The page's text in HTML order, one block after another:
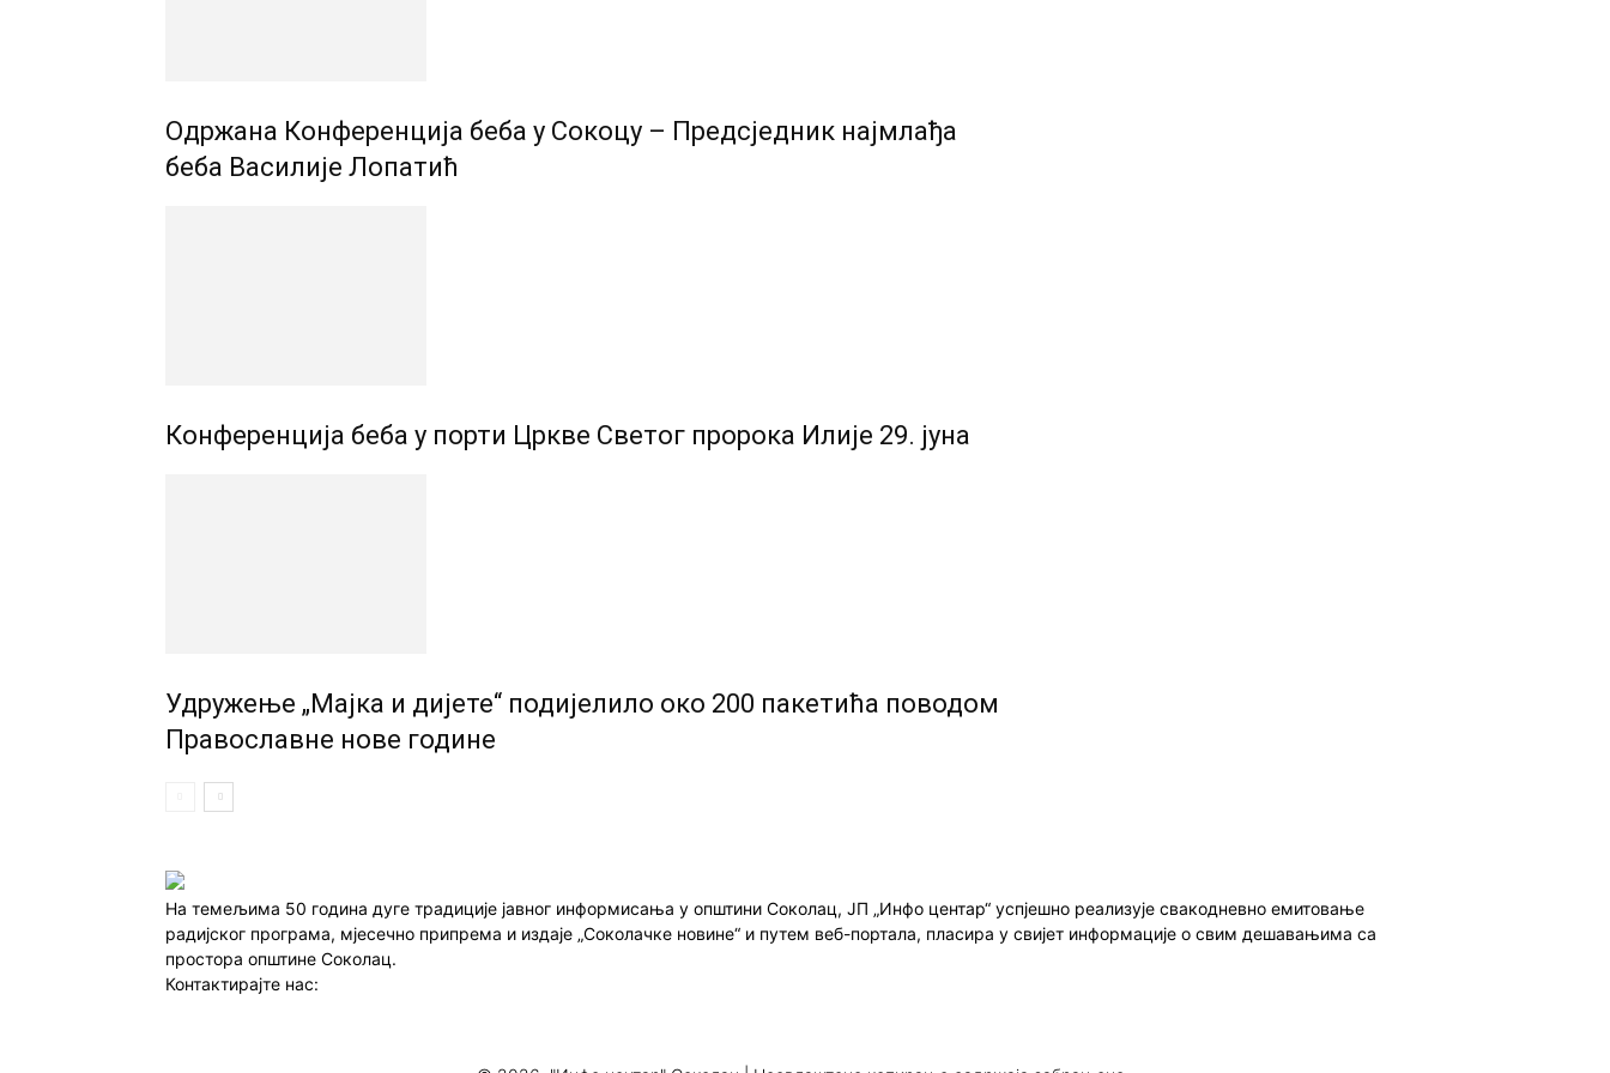
Одржана Конференција беба у Сокоцу – Предсједник најмлађа
беба Василије Лопатић
Конференција беба у порти Цркве Светог пророка Илије 29. јуна
Удружење „Мајка и дијете“ подијелило око 200 пакетића поводом
Православне нове године
На темељима 50 година дуге традиције јавног информисања у општини Соколац, ЈП „Инфо центар“ успјешно реализује свакодневно емитовање
радијског програма, мјесечно припрема и издаје „Соколачке новине“ и путем веб-портала, пласира у свијет информације о свим дешавањима са
простора општине Соколац.
Контактирајте нас: